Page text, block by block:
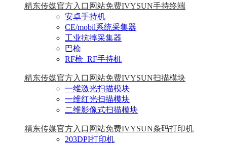
精东传媒官方入口网站免费IVYSUN手持终端
安卓手持机
CE/mobil系统采集器
工业抗摔采集器
巴枪
RF枪_RF手持机
精东传媒官方入口网站免费IVYSUN扫描模块
一维激光扫描模块
一维红光扫描模块
二维影像式扫描模块
精东传媒官方入口网站免费IVYSUN条码打印机
203DPI打印机